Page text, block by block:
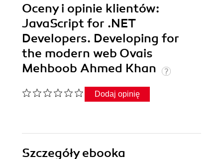
Oceny i opinie klientów:
JavaScript for .NET
Developers. Developing for
the modern web Ovais
Mehboob Ahmed Khan
Dodaj opinię
Szczegółyebooka